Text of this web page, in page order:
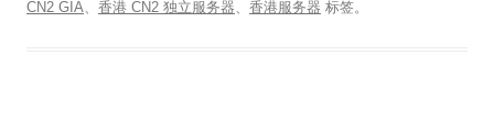
CN2 GIA、 香港 CN2 独立服务器、 香港服务器 标签。